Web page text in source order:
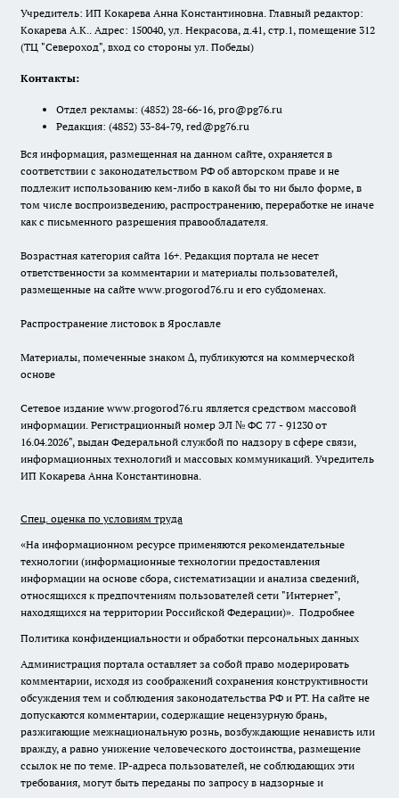
Учредитель: ИП Кокарева Анна Константиновна. Главный редактор:
Кокарева А.К.. Адрес: 150040, ул. Некрасова, д.41, стр.1, помещение 312
(ТЦ "Североход", вход со стороны ул. Победы)
Контакты:
Отдел рекламы: (4852) 28-66-16, pro@pg76.ru
Редакция: (4852) 33-84-79, red@pg76.ru
Вся информация, размещенная на данном сайте, охраняется в
соответствии с законодательством РФ об авторском праве и не
подлежит использованию кем-либо в какой бы то ни было форме, в
том числе воспроизведению, распространению, переработке не иначе
как с письменного разрешения правообладателя.
Возрастная категория сайта 16+. Редакция портала не несет
ответственности за комментарии и материалы пользователей,
размещенные на сайте www.progorod76.ru и его субдоменах.
Распространение листовок в Ярославле
Материалы, помеченные знаком ∆, публикуются на коммерческой
основе
Сетевое издание www.progorod76.ru является средством массовой
информации. Регистрационный номер ЭЛ № ФС 77 - 91230 от
16.04.2026", выдан Федеральной службой по надзору в сфере связи,
информационных технологий и массовых коммуникаций. Учредитель
ИП Кокарева Анна Константиновна.
Спец. оценка по условиям труда
«На информационном ресурсе применяются рекомендательные
технологии (информационные технологии предоставления
информации на основе сбора, систематизации и анализа сведений,
относящихся к предпочтениям пользователей сети "Интернет",
находящихся на территории Российской Федерации)». Подробнее
Политика конфиденциальности и обработки персональных данных
Администрация портала оставляет за собой право модерировать
комментарии, исходя из соображений сохранения конструктивности
обсуждения тем и соблюдения законодательства РФ и РТ. На сайте не
допускаются комментарии, содержащие нецензурную брань,
разжигающие межнациональную рознь, возбуждающие ненависть или
вражду, а равно унижение человеческого достоинства, размещение
ссылок не по теме. IP-адреса пользователей, не соблюдающих эти
требования, могут быть переданы по запросу в надзорные и